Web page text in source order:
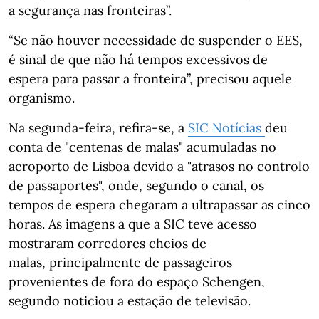
a segurança nas fronteiras”.
“Se não houver necessidade de suspender o EES,
é sinal de que não há tempos excessivos de
espera para passar a fronteira”, precisou aquele
organismo.
Na segunda-feira, refira-se, a SIC Notícias deu
conta de "centenas de malas" acumuladas no
aeroporto de Lisboa devido a "atrasos no controlo
de passaportes", onde, segundo o canal, os
tempos de espera chegaram a ultrapassar as cinco
horas. As imagens a que a SIC teve acesso
mostraram corredores cheios de
malas, principalmente de passageiros
provenientes de fora do espaço Schengen,
segundo noticiou a estação de televisão.